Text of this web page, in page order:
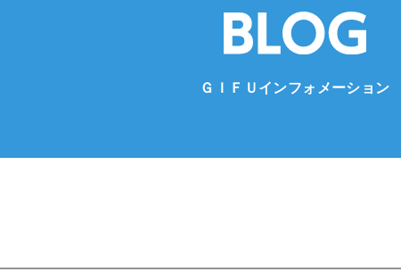
ＧＩＦＵインフォメーション